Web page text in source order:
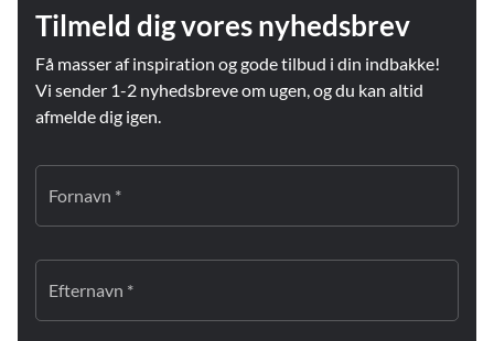
Tilmeld dig vores nyhedsbrev
Få masser af inspiration og gode tilbud i din indbakke!
Vi sender 1-2 nyhedsbreve om ugen, og du kan altid
afmelde dig igen.
Fornavn *
Efternavn *